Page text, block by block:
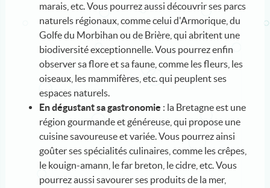
marais, etc. Vous pourrez aussi découvrir ses parcs
naturels régionaux, comme celui d'Armorique, du
Golfe du Morbihan ou de Brière, qui abritent une
biodiversité exceptionnelle. Vous pourrez enfin
observer sa flore et sa faune, comme les fleurs, les
oiseaux, les mammifères, etc. qui peuplent ses
espaces naturels.
En dégustant sa gastronomie : la Bretagne est une
région gourmande et généreuse, qui propose une
cuisine savoureuse et variée. Vous pourrez ainsi
goûter ses spécialités culinaires, comme les crêpes,
le kouign-amann, le far breton, le cidre, etc. Vous
pourrez aussi savourer ses produits de la mer,